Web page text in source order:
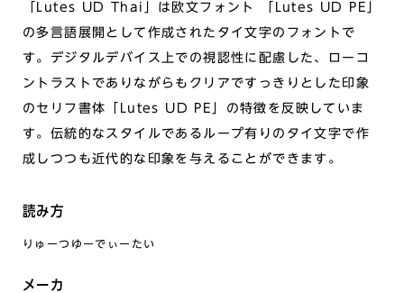
「Lutes UD Thai」は欧文フォント 「Lutes UD PE」
の多言語展開として作成されたタイ文字のフォントで
す。デジタルデバイス上での視認性に配慮した、ローコ
ントラストでありながらもクリアですっきりとした印象
のセリフ書体「Lutes UD PE」の特徴を反映していま
す。伝統的なスタイルであるループ有りのタイ文字で作
成しつつも近代的な印象を与えることができます。
読み方
りゅーつゆーでぃーたい
メーカ